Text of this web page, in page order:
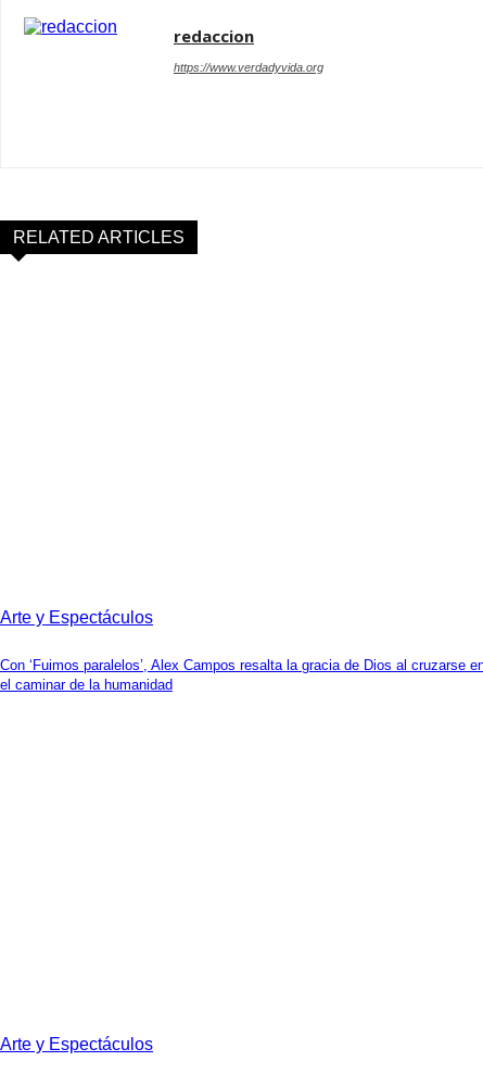
redaccion
https://www.verdadyvida.org
RELATED ARTICLES
Arte y Espectáculos
Con ‘Fuimos paralelos’, Alex Campos resalta la gracia de Dios al cruzarse
el caminar de la humanidad
Arte y Espectáculos